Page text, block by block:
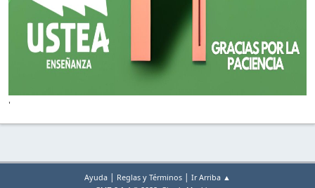
'
Ayuda | Reglas y Términos | Ir Arriba ▲